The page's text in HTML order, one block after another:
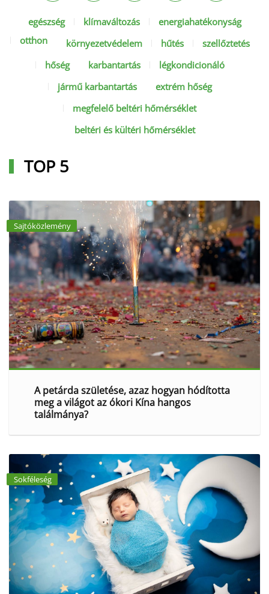
egészség klímaváltozás
energiahatékonyság
otthon
környezetvédelem hűtés
szellőztetés
hőség
karbantartás
légkondicionáló
jármű karbantartás
extrém hőség
megfelelő beltéri hőmérséklet
beltéri és kültéri hőmérséklet
TOP 5
Sajtóközlemény
A petárda születése, azaz hogyan hódította
meg a világot az ókori Kína hangos
találmánya?
Sokféleség